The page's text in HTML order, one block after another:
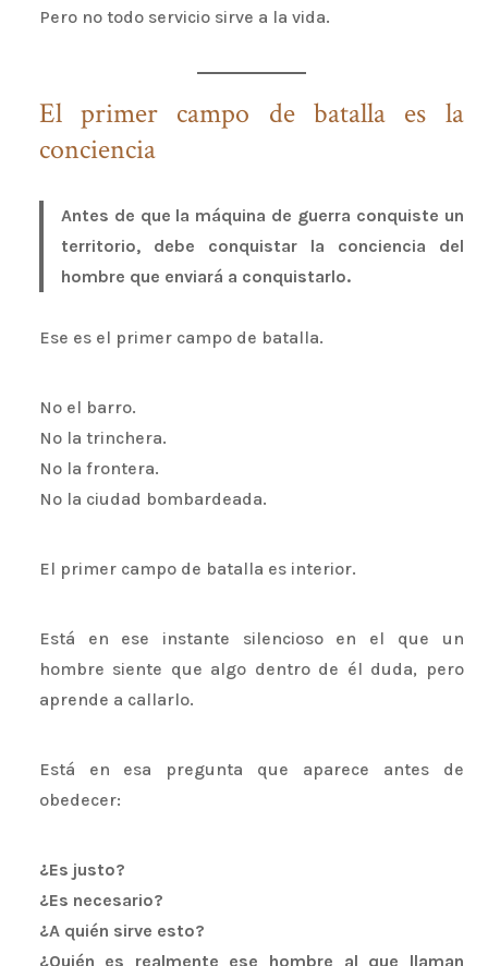
Pero no todo servicio sirve a la vida.
El primer campo de batalla es la
conciencia
Antes de que la máquina de guerra conquiste un
territorio, debe conquistar la conciencia del
hombre que enviará a conquistarlo.
Ese es el primer campo de batalla.
No el barro.
No la trinchera.
No la frontera.
No la ciudad bombardeada.
El primer campo de batalla es interior.
Está en ese instante silencioso en el que un
hombre siente que algo dentro de él duda, pero
aprende a callarlo.
Está en esa pregunta que aparece antes de
obedecer:
¿Es justo?
¿Es necesario?
¿A quién sirve esto?
¿Quién es realmente ese hombre al que llaman